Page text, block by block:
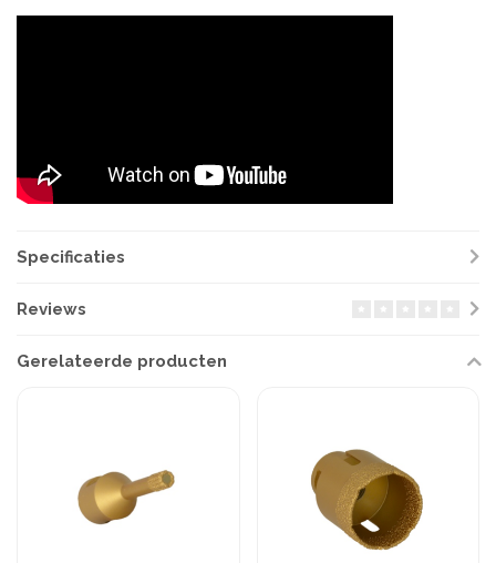
Specificaties
Reviews
Gerelateerde producten